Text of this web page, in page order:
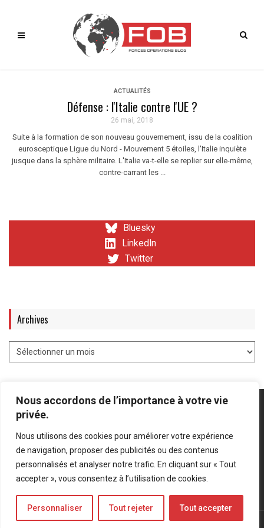
Nous accordons de l’importance à votre vie
privée.
Nous utilisons des cookies pour améliorer votre expérience
de navigation, proposer des publicités ou des contenus
personnalisés et analyser notre trafic. En cliquant sur « Tout
accepter », vous consentez à l’utilisation de cookies.
Personnaliser Tout rejeter Tout accepter
ACTUALITÉS
Défense : l'Italie contre l'UE ?
26 mai, 2018
Suite à la formation de son nouveau gouvernement, issu de la coalition
eurosceptique Ligue du Nord - Mouvement 5 étoiles, l'Italie inquiète
jusque dans la sphère militaire. L'Italie va-t-elle se replier sur elle-même,
contre-carrant les ...
Bluesky
LinkedIn
Twitter
Archives
Mentions légales Politique de confidentialité
Bluesky
LinkedIn
Twitter
© Forces Operations Blog - 2022